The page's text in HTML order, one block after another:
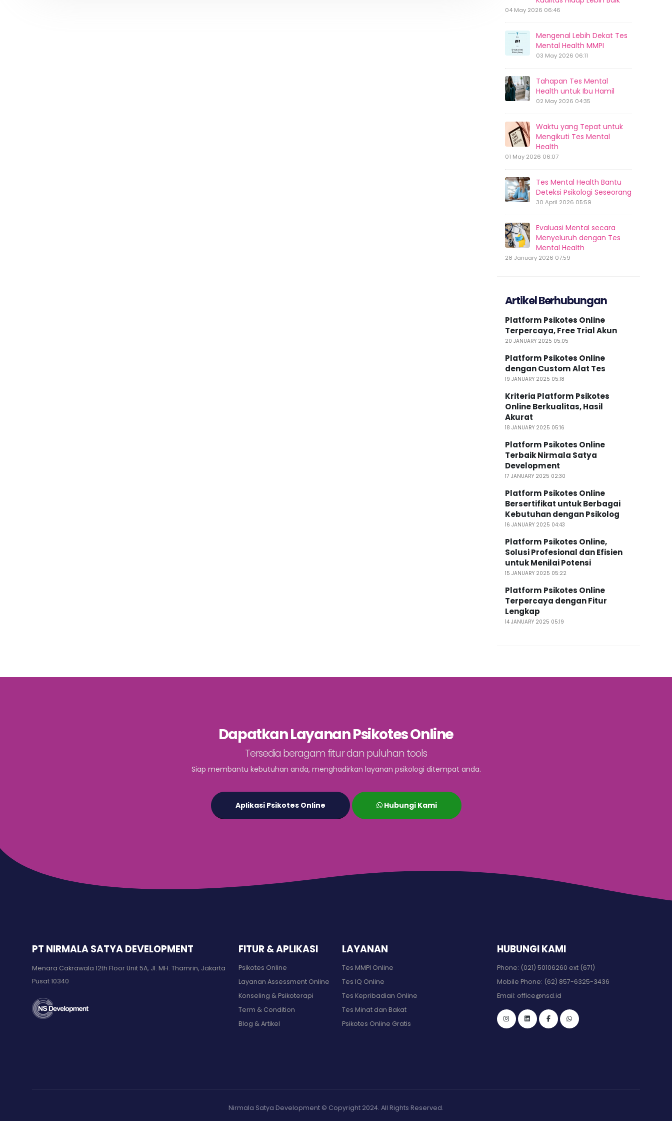
04 May 2026 06:46
Mengenal Lebih Dekat Tes
Mental Health MMPI
03 May 2026 06:11
Tahapan Tes Mental
Health untuk Ibu Hamil
02 May 2026 04:35
Waktu yang Tepat untuk
Mengikuti Tes Mental
Health
01 May 2026 06:07
Tes Mental Health Bantu
Deteksi Psikologi Seseorang
30 April 2026 05:59
Evaluasi Mental secara
Menyeluruh dengan Tes
Mental Health
28 January 2026 07:59
Artikel Berhubungan
Platform Psikotes Online
Terpercaya, Free Trial Akun
20 JANUARY 2025 05:05
Platform Psikotes Online
dengan Custom Alat Tes
19 JANUARY 2025 05:18
Kriteria Platform Psikotes
Online Berkualitas, Hasil
Akurat
18 JANUARY 2025 05:16
Platform Psikotes Online
Terbaik Nirmala Satya
Development
17 JANUARY 2025 02:30
Platform Psikotes Online
Bersertifikat untuk Berbagai
Kebutuhan dengan Psikolog
16 JANUARY 2025 04:43
Platform Psikotes Online,
Solusi Profesional dan Efisien
untuk Menilai Potensi
15 JANUARY 2025 05:22
Platform Psikotes Online
Terpercaya dengan Fitur
Lengkap
14 JANUARY 2025 05:19
Dapatkan Layanan Psikotes Online
Tersedia beragam fitur dan puluhan tools
Siap membantu kebutuhan anda, menghadirkan layanan psikologi ditempat anda.
Aplikasi Psikotes Online Hubungi Kami
PT NIRMALA SATYA DEVELOPMENT
Menara Cakrawala 12th Floor Unit 5A, Jl. MH. Thamrin, Jakarta
Pusat 10340
FITUR & APLIKASI
Psikotes Online
Layanan Assessment Online
Konseling & Psikoterapi
Term & Condition
Blog & Artikel
LAYANAN
Tes MMPI Online
Tes IQ Online
Tes Kepribadian Online
Tes Minat dan Bakat
Psikotes Online Gratis
HUBUNGI KAMI
Phone: (021) 50106260 ext (671)
Mobile Phone: (62) 857-6325-3436
Email: office@nsd.id
Nirmala Satya Development © Copyright 2024. All Rights Reserved.